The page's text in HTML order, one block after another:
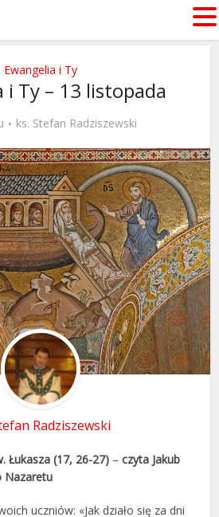
Ewangelia i Ty
i Ty – 13 listopada
ks. Stefan Radziszewski
Radziszewski
Łukasza (17, 26-27) –czyta Jakub
Nazaretu
uczniów: «Jak działo się za dni